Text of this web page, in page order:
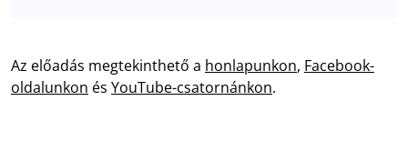
Az előadás megtekinthető a honlapunkon, Facebook-
oldalunkon és YouTube-csatornánkon.